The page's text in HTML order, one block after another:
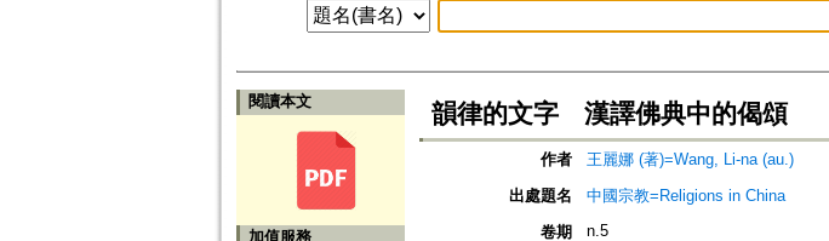
閱讀本文
加值服務
韻律的文字 漢譯佛典中的偈頌
作者
王麗娜 (著)=Wang, Li-na (au.)
出處題名
中國宗教=Religions in China
卷期
n.5